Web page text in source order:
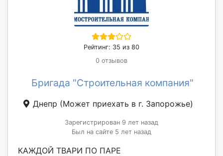
Рейтинг: 35 из 80
0 отзывов
Бригада "Строительная компания"
Днепр (Может приехать в г. Запорожье)
Зарегистрирован 9 лет назад
Был на сайте 5 лет назад
КАЖДОЙ ТВАРИ ПО ПАРЕ